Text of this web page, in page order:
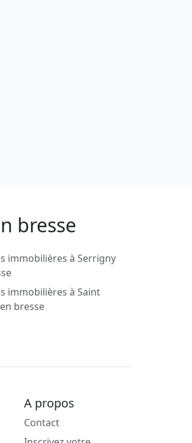
bresse
immobilières à Serrigny
immobilières à Saint
bresse
A propos
Contact